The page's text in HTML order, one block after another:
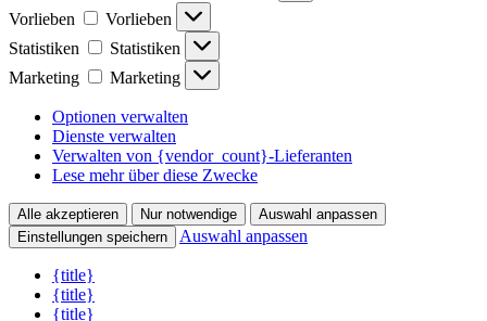
Vorlieben
Vorlieben
Statistiken
Statistiken
Marketing
Marketing
Optionen verwalten
Dienste verwalten
Verwalten von {vendor_count}-Lieferanten
Lese mehr über diese Zwecke
Alle akzeptieren Nur notwendige
Auswahl anpassen
Einstellungen speichern
Auswahl anpassen
{title}
{title}
{title}